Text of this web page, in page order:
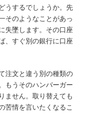
うするでしょうか。先
そのようなことがあっ
失墜します。その口座
、すぐ別の銀行に口座
注文と違う別の種類の
もうそのハンバーガー
ません。取り替えても
苦情を言いたくなるこ